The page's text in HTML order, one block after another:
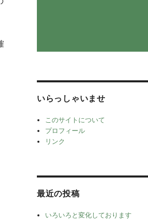
いらっしゃいませ
このサイトについて
プロフィール
リンク
最近の投稿
いろいろと変化しております